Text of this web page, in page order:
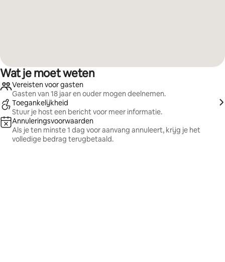
Wat je moet weten
Vereisten voor gasten
Gasten van 18 jaar en ouder mogen deelnemen.
Toegankelijkheid
Stuur je host een bericht voor meer informatie.
Annuleringsvoorwaarden
Als je ten minste 1 dag voor aanvang annuleert, krijg je het
volledige bedrag terugbetaald.